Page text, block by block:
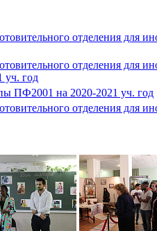
отделения для
отделения для
уч. год
ПФ2001 на 2020-2021 уч. год
отделения для